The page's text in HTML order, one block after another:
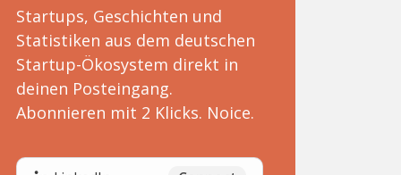
Startups, Geschichten und
Statistiken aus dem deutschen
Startup-Ökosystem direkt in
deinen Posteingang.
Abonnieren mit 2 Klicks. Noice.